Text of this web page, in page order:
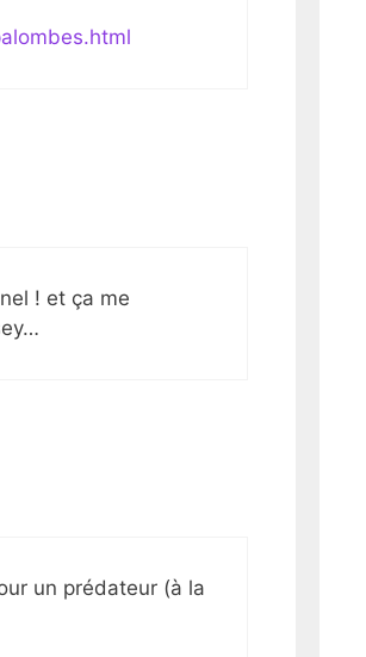
! et ça me
un prédateur (à la